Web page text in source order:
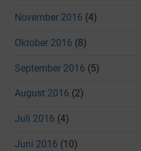
November 2016 (4)
Oktober 2016 (8)
September 2016 (5)
August 2016 (2)
Juli 2016 (4)
Juni 2016 (10)